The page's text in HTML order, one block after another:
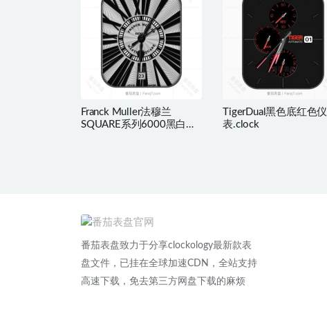
Franck Muller法穆兰
SQUARE系列6000黑白条
TigerDual黑色底红色仪
表.clock
番茄表盘致力于分享clockology最新款表
盘文件，已挂在全球加速CDN，全站支持
高速下载，免去第三方网盘下载的麻烦